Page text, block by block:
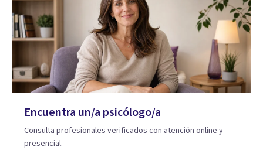
Encuentra un/a psicólogo/a
Consulta profesionales verificados con atención online y
presencial.